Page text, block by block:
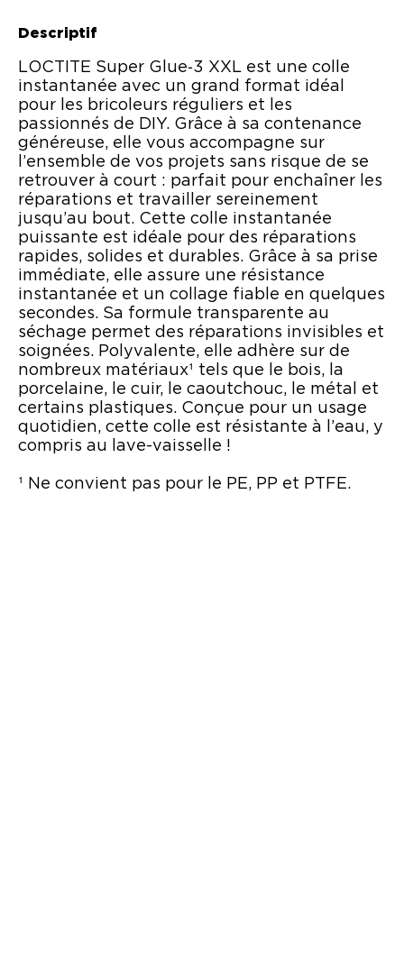
Descriptif
LOCTITE Super Glue‑3 XXL est une colle
instantanée avec un grand format idéal
pour les bricoleurs réguliers et les
passionnés de DIY. Grâce à sa contenance
généreuse, elle vous accompagne sur
l’ensemble de vos projets sans risque de se
retrouver à court : parfait pour enchaîner les
réparations et travailler sereinement
jusqu’au bout. Cette colle instantanée
puissante est idéale pour des réparations
rapides, solides et durables. Grâce à sa prise
immédiate, elle assure une résistance
instantanée et un collage fiable en quelques
secondes. Sa formule transparente au
séchage permet des réparations invisibles et
soignées. Polyvalente, elle adhère sur de
nombreux matériaux¹ tels que le bois, la
porcelaine, le cuir, le caoutchouc, le métal et
certains plastiques. Conçue pour un usage
quotidien, cette colle est résistante à l’eau, y
compris au lave-vaisselle !
¹ Ne convient pas pour le PE, PP et PTFE.